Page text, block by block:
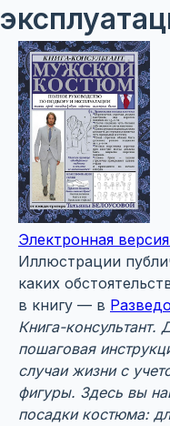
Электронная
Иллюстрации
каких
в книгу — в
Книга-
пошаговая
случаи жизни с
фигуры. Здесь вы
посадки костюма: